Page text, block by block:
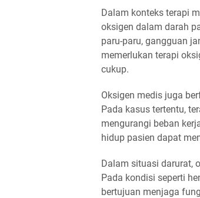
Dalam konteks terapi
oksigen dalam darah
paru-paru, gangguan
memerlukan terapi
cukup.
Oksigen medis juga
Pada kasus tertentu,
mengurangi beban
hidup pasien dapat
Dalam situasi darurat,
Pada kondisi seperti
bertujuan menjaga